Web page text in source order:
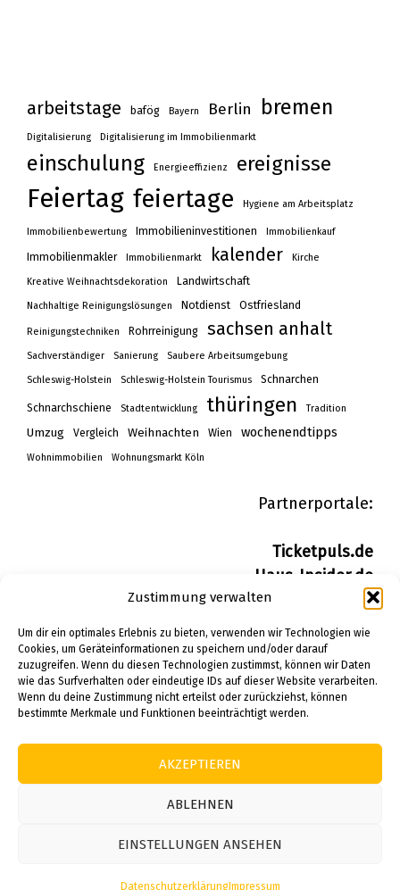
Zustimmung verwalten
Um dir ein optimales Erlebnis zu bieten, verwenden wir Technologien wie
Cookies, um Geräteinformationen zu speichern und/oder darauf
zuzugreifen. Wenn du diesen Technologien zustimmst, können wir Daten
wie das Surfverhalten oder eindeutige IDs auf dieser Website verarbeiten.
Wenn du deine Zustimmung nicht erteilst oder zurückziehst, können
bestimmte Merkmale und Funktionen beeinträchtigt werden.
AKZEPTIEREN
ABLEHNEN
EINSTELLUNGEN ANSEHEN
DatenschutzerklärungImpressum
arbeitstage bafög Bayern Berlin bremen
Digitalisierung Digitalisierung im Immobilienmarkt
einschulung Energieeffizienz ereignisse
Feiertag feiertage Hygiene am Arbeitsplatz
Immobilienbewertung Immobilieninvestitionen Immobilienkauf
Immobilienmakler Immobilienmarkt kalender Kirche
Kreative Weihnachtsdekoration Landwirtschaft
Nachhaltige Reinigungslösungen Notdienst Ostfriesland
Reinigungstechniken Rohrreinigung sachsen anhalt
Sachverständiger Sanierung Saubere Arbeitsumgebung
Schleswig-Holstein Schleswig-Holstein Tourismus Schnarchen
Schnarchschiene Stadtentwicklung thüringen Tradition
Umzug Vergleich Weihnachten Wien wochenendtipps
Wohnimmobilien Wohnungsmarkt Köln
Partnerportale:
Ticketpuls.de
Haus-Insider.de
Wohn-Insider.de
Bau-Insider.de
IMPRESSUM
DATENSCHUTZERKLÄRUNG
PINTEREST